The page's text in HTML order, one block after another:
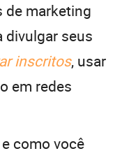
de marketing
divulgar seus
inscritos, usar
em redes
como você